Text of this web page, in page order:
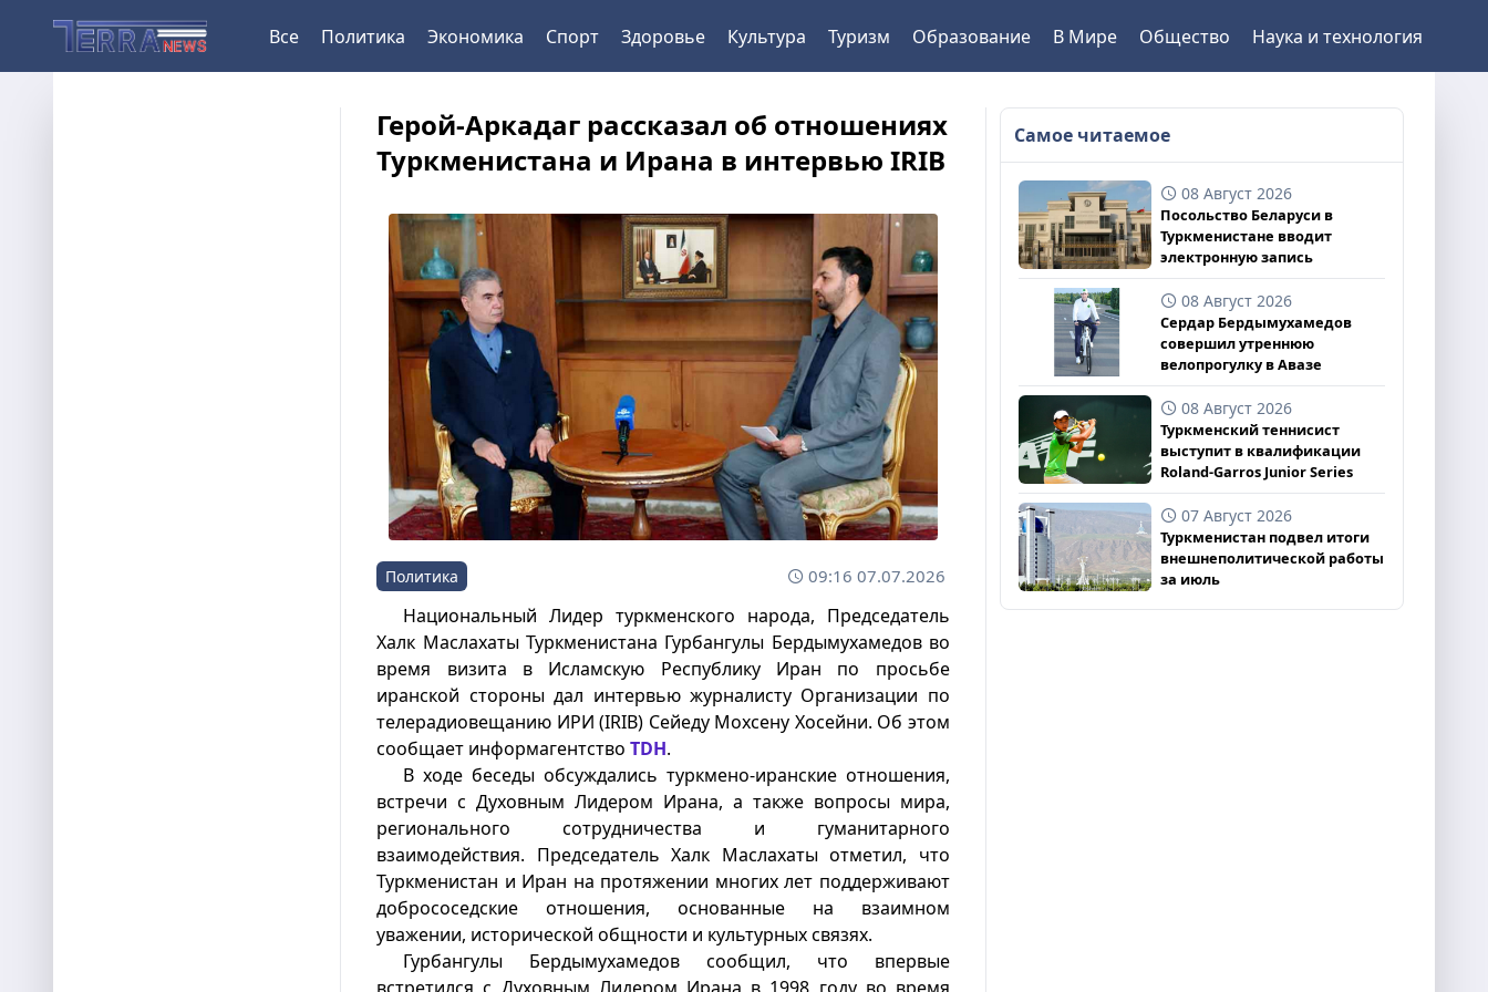
Все Политика Экономика Спорт Здоровье Культура Туризм Образование В Мире Общество Наука и технология
Герой-Аркадаг рассказал об отношениях
Туркменистана и Ирана в интервью IRIB
Политика 09:16 07.07.2026
Национальный Лидер туркменского народа, Председатель
Халк Маслахаты Туркменистана Гурбангулы Бердымухамедов во
время визита в Исламскую Республику Иран по просьбе
иранской стороны дал интервью журналисту Организации по
телерадиовещанию ИРИ (IRIB) Сейеду Мохсену Хосейни. Об этом
сообщает информагентствоTDH.
В ходе беседы обсуждались туркмено-иранские отношения,
встречи с Духовным Лидером Ирана, а также вопросы мира,
регионального сотрудничества и гуманитарного
взаимодействия. Председатель Халк Маслахаты отметил, что
Туркменистан и Иран на протяжении многих лет поддерживают
добрососедские отношения, основанные на взаимном
уважении, исторической общности и культурных связях.
Гурбангулы Бердымухамедов сообщил, что впервые
Самое читаемое
08 Август 2026
Посольство Беларуси в
Туркменистане вводит
электронную запись
08 Август 2026
Сердар Бердымухамедов
совершил утреннюю
велопрогулку в Авазе
08 Август 2026
Туркменский теннисист
выступит в квалификации
Roland-Garros Junior Series
07 Август 2026
Туркменистан подвел итоги
внешнеполитической работы
за июль